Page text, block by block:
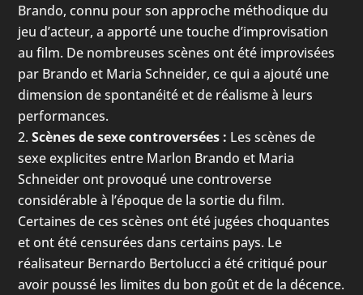
Brando, connu pour son approche méthodique du
jeu d’acteur, a apporté une touche d’improvisation
au film. De nombreuses scènes ont été improvisées
par Brando et Maria Schneider, ce qui a ajouté une
dimension de spontanéité et de réalisme à leurs
performances.
Scènes de sexe controversées : Les scènes de
sexe explicites entre Marlon Brando et Maria
Schneider ont provoqué une controverse
considérable à l’époque de la sortie du film.
Certaines de ces scènes ont été jugées choquantes
et ont été censurées dans certains pays. Le
réalisateur Bernardo Bertolucci a été critiqué pour
avoir poussé les limites du bon goût et de la décence.